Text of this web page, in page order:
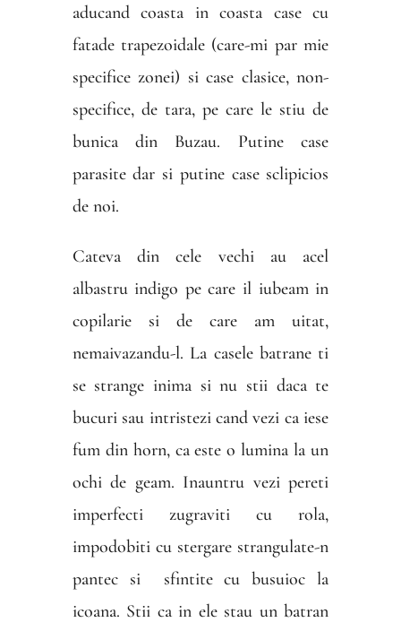
aducand coasta in coasta case cu
fatade trapezoidale (care-mi par mie
specifice zonei) si case clasice, non-
specifice, de tara, pe care le stiu de
bunica din Buzau. Putine case
parasite dar si putine case sclipicios
de noi.
Cateva din cele vechi au acel
albastru indigo pe care il iubeam in
copilarie si de care am uitat,
nemaivazandu-l. La casele batrane ti
se strange inima si nu stii daca te
bucuri sau intristezi cand vezi ca iese
fum din horn, ca este o lumina la un
ochi de geam. Inauntru vezi pereti
imperfecti zugraviti cu rola,
impodobiti cu stergare strangulate-n
pantec si
sfintite cu busuioc la
icoana. Stii ca in ele stau un batran